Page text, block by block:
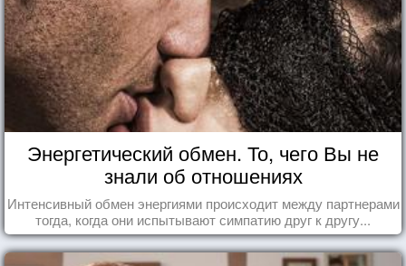
Энергетический обмен. То, чего Вы не
знали об отношениях
Интенсивный обмен энергиями происходит между партнерами
тогда, когда они испытывают симпатию друг к другу...